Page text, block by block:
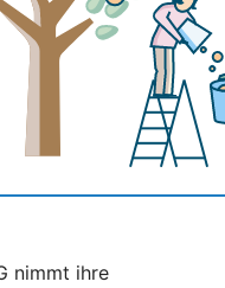
nimmt ihre